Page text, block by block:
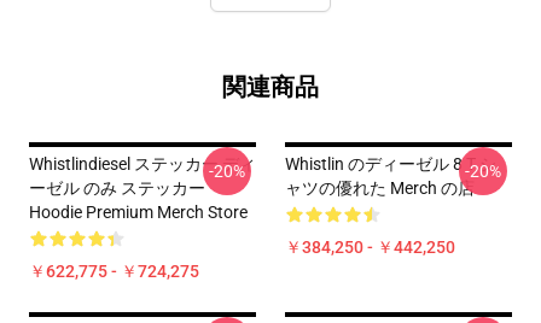
関連商品
Whistlindiesel ステッカー ディ
ーゼル のみ ステッカー
Hoodie Premium Merch Store
￥622,775 - ￥724,275
-20%
Whistlin のディーゼル 8 T シ
ャツの優れた Merch の店
￥384,250 - ￥442,250
-20%